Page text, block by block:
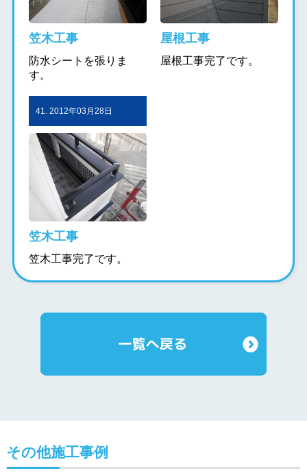
笠木工事
防水シートを張りま
す。
屋根工事
屋根工事完了です。
41. 2012年03月28日
笠木工事
笠木工事完了です。
その他施工事例